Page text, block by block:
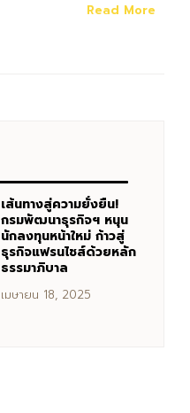
Read More
เส้นทางสู่ความยั่งยืน!
กรมพัฒนาธุรกิจฯ หนุน
นักลงทุนหน้าใหม่ ก้าวสู่
ธุรกิจแฟรนไชส์ด้วยหลัก
ธรรมาภิบาล
เมษายน 18, 2025